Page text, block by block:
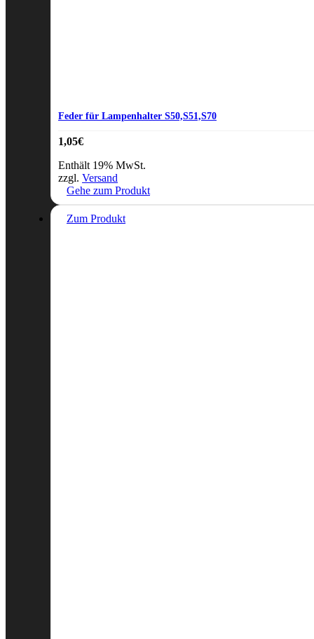
Feder für Lampenhalter S50,S51,S70
1,05€
Enthält 19% MwSt.
zzgl. Versand
Gehe zum Produkt
Zum Produkt